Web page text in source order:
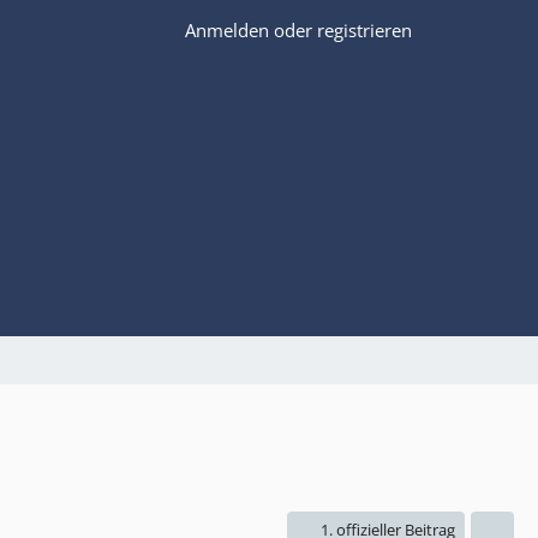
Anmelden oder registrieren
1. offizieller Beitrag